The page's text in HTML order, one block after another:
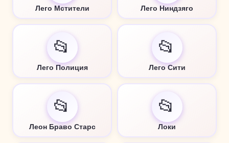
Лего Мстители Лего Ниндзяго
📂
Лего Полиция
📂
Лего Сити
📂
Леон Браво Старс
📂
Локи